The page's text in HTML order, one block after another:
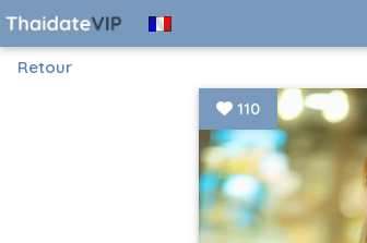
Retour
110